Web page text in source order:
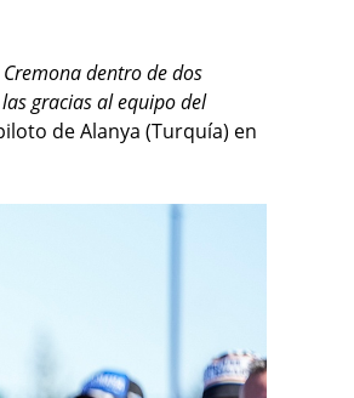
dentro de dos
gracias al equipo del
de Alanya (Turquía) en